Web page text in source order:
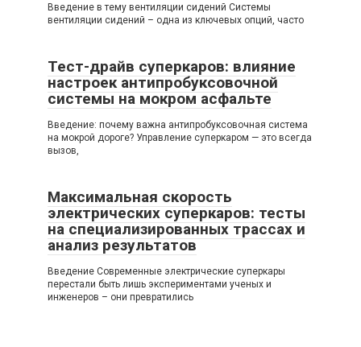
Введение в тему вентиляции сидений Системы
вентиляции сидений – одна из ключевых опций, часто
Тест-драйв суперкаров: влияние
настроек антипробуксовочной
системы на мокром асфальте
Введение: почему важна антипробуксовочная система
на мокрой дороге? Управление суперкаром — это всегда
вызов,
Максимальная скорость
электрических суперкаров: тесты
на специализированных трассах и
анализ результатов
Введение Современные электрические суперкары
перестали быть лишь экспериментами ученых и
инженеров – они превратились